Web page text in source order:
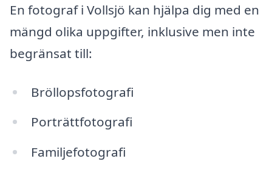
En fotograf i Vollsjö kan hjälpa dig med en
mängd olika uppgifter, inklusive men inte
begränsat till:
Bröllopsfotografi
Porträttfotografi
Familjefotografi